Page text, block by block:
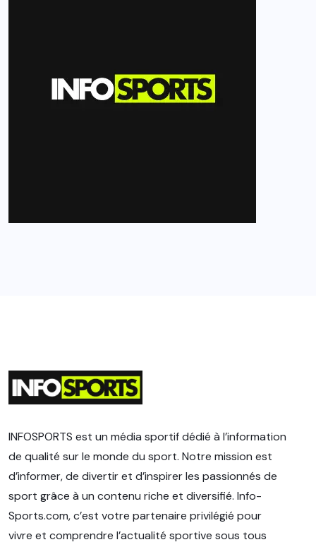
INFOSPORTS est un média sportif dédié à l’information
de qualité sur le monde du sport. Notre mission est
d’informer, de divertir et d’inspirer les passionnés de
sport grâce à un contenu riche et diversifié. Info-
Sports.com, c’est votre partenaire privilégié pour
vivre et comprendre l’actualité sportive sous tous